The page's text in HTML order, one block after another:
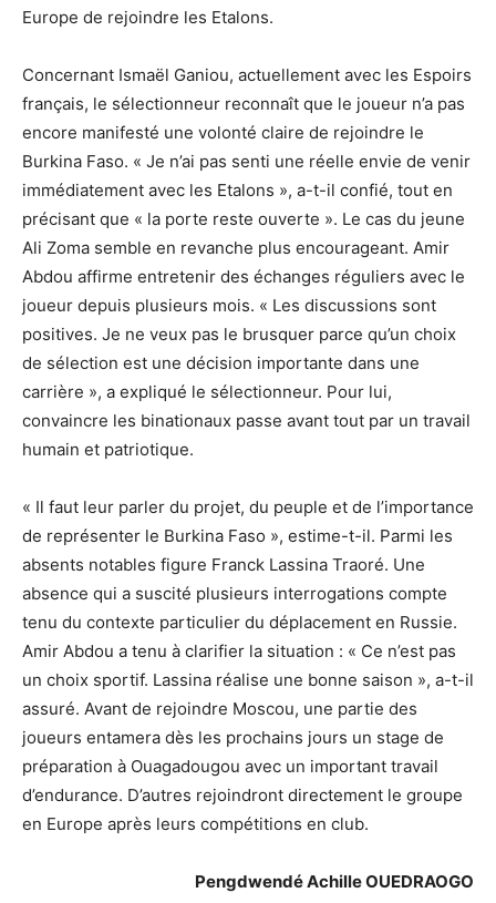
Europe de rejoindre les Etalons.
Concernant Ismaël Ganiou, actuellement avec les Espoirs
français, le sélectionneur reconnaît que le joueur n’a pas
encore manifesté une volonté claire de rejoindre le
Burkina Faso. « Je n’ai pas senti une réelle envie de venir
immédiatement avec les Etalons », a-t-il confié, tout en
précisant que « la porte reste ouverte ». Le cas du jeune
Ali Zoma semble en revanche plus encourageant. Amir
Abdou affirme entretenir des échanges réguliers avec le
joueur depuis plusieurs mois. « Les discussions sont
positives. Je ne veux pas le brusquer parce qu’un choix
de sélection est une décision importante dans une
carrière », a expliqué le sélectionneur. Pour lui,
convaincre les binationaux passe avant tout par un travail
humain et patriotique.
« Il faut leur parler du projet, du peuple et de l’importance
de représenter le Burkina Faso », estime-t-il. Parmi les
absents notables figure Franck Lassina Traoré. Une
absence qui a suscité plusieurs interrogations compte
tenu du contexte particulier du déplacement en Russie.
Amir Abdou a tenu à clarifier la situation : « Ce n’est pas
un choix sportif. Lassina réalise une bonne saison », a-t-il
assuré. Avant de rejoindre Moscou, une partie des
joueurs entamera dès les prochains jours un stage de
préparation à Ouagadougou avec un important travail
d’endurance. D’autres rejoindront directement le groupe
en Europe après leurs compétitions en club.
Pengdwendé Achille OUEDRAOGO